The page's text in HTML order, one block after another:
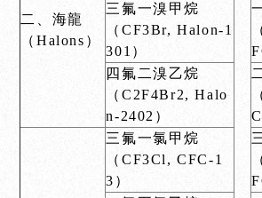
二、海龍
（Halons）
三氟一溴甲烷
（CF3Br, Halon-1
301）
四氟二溴乙烷
（C2F4Br2, Halo
n-2402）
三氟一氯甲烷
（CF3Cl, CFC-1
3）